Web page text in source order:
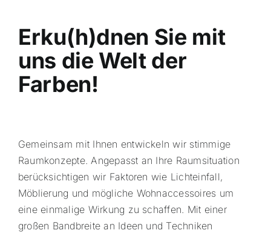
Erku(h)dnen Sie mit
uns die Welt der
Farben!
Gemeinsam mit Ihnen entwickeln wir stimmige
Raumkonzepte.Angepasst an Ihre Raumsituation
berücksichtigen wir Faktoren wie Lichteinfall,
Möblierung und mögliche Wohnaccessoires um
eine einmalige Wirkung zu schaffen. Mit einer
großen Bandbreite an Ideen und Techniken